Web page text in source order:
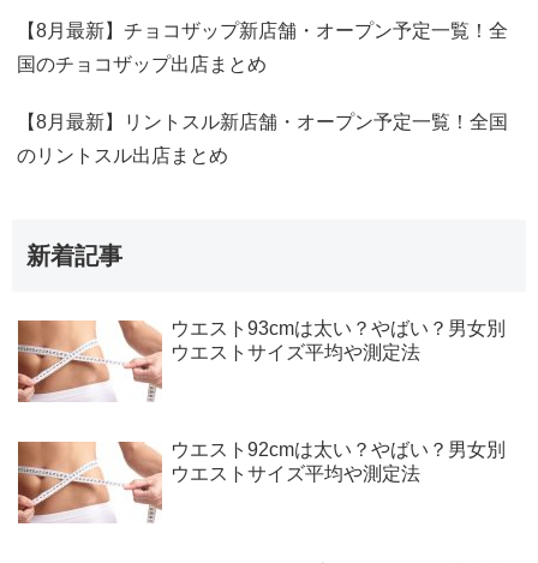
【8月最新】チョコザップ新店舗・オープン予定一覧！全
国のチョコザップ出店まとめ
【8月最新】リントスル新店舗・オープン予定一覧！全国
のリントスル出店まとめ
新着記事
ウエスト93cmは太い？やばい？男女別
ウエストサイズ平均や測定法
ウエスト92cmは太い？やばい？男女別
ウエストサイズ平均や測定法